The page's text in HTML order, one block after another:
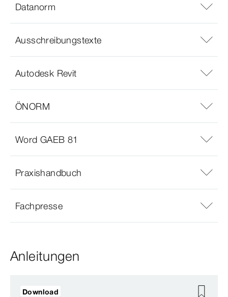
Datanorm
Ausschreibungstexte
Autodesk Revit
ÖNORM
Word GAEB 81
Praxishandbuch
Fachpresse
Anleitungen
Download